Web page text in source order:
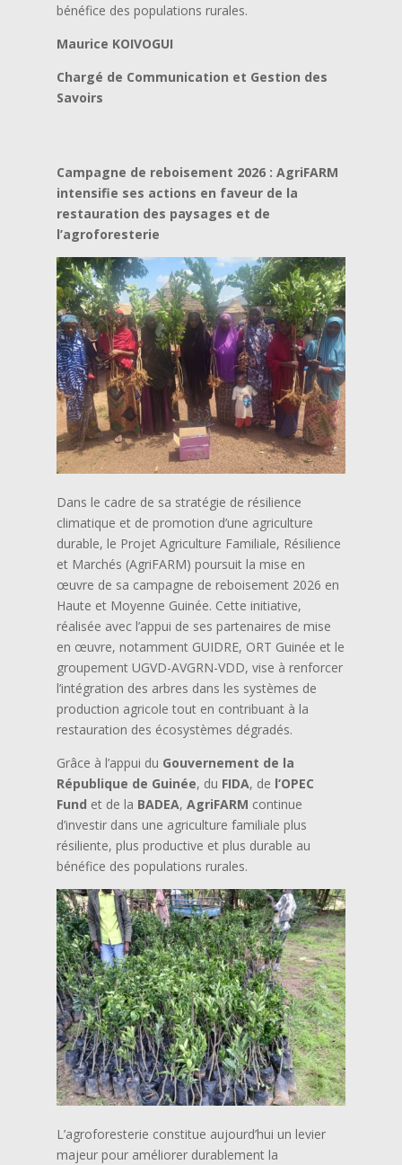
bénéfice des populations rurales.
Maurice KOIVOGUI
Chargé de Communication et Gestion des
Savoirs
Campagne de reboisement 2026 : AgriFARM
intensifie ses actions en faveur de la
restauration des paysages et de
l’agroforesterie
Dans le cadre de sa stratégie de résilience
climatique et de promotion d’une agriculture
durable, le Projet Agriculture Familiale, Résilience
et Marchés (AgriFARM) poursuit la mise en
œuvre de sa campagne de reboisement 2026 en
Haute et Moyenne Guinée. Cette initiative,
réalisée avec l’appui de ses partenaires de mise
en œuvre, notamment GUIDRE, ORT Guinée et le
groupement UGVD-AVGRN-VDD, vise à renforcer
l’intégration des arbres dans les systèmes de
production agricole tout en contribuant à la
restauration des écosystèmes dégradés.
Grâce à l’appui du Gouvernement de la
République de Guinée, du FIDA, de l’OPEC
Fund et de la BADEA,AgriFARM continue
d’investir dans une agriculture familiale plus
résiliente, plus productive et plus durable au
bénéfice des populations rurales.
L’agroforesterie constitue aujourd’hui un levier
majeur pour améliorer durablement la